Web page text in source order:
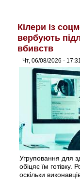
Кілери із
вербують
вбивств
Чт, 06/08/2026 -
Угруповання для
обіцяє їм готівку.
оскільки